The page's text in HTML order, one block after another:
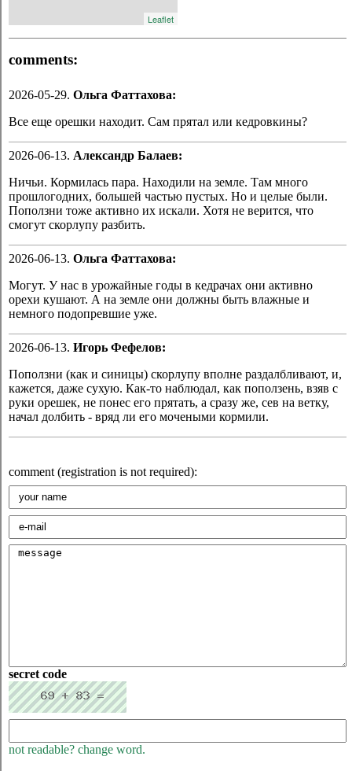
Leaflet
comments:
2026-05-29. Oльга Фаттахова:
Все еще орешки находит. Сам прятал или кедровкины?
2026-06-13. Александр Балаев:
Ничьи. Кормилась пара. Находили на земле. Там много
прошлогодних, большей частью пустых. Но и целые были.
Поползни тоже активно их искали. Хотя не верится, что
смогут скорлупу разбить.
2026-06-13. Oльга Фаттахова:
Могут. У нас в урожайные годы в кедрачах они активно
орехи кушают. А на земле они должны быть влажные и
немного подопревшие уже.
2026-06-13. Игорь Фефелов:
Поползни (как и синицы) скорлупу вполне раздалбливают, и,
кажется, даже сухую. Как-то наблюдал, как поползень, взяв с
руки орешек, не понес его прятать, а сразу же, сев на ветку,
начал долбить - вряд ли его мочеными кормили.
comment (registration is not required):
secret code
not readable? change word.